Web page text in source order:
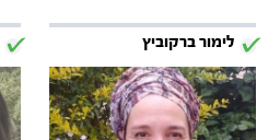
לימור ברקוביץ